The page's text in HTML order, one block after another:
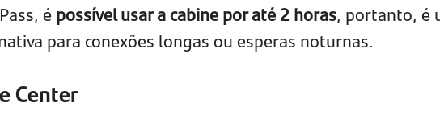
épossível usar a cabine por até 2 horas, portanto, é
para conexões longas ou esperas noturnas.
Center